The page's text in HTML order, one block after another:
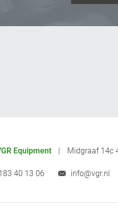
Equipment Midgraaf 14c
40 13 06 info@vgr.nl